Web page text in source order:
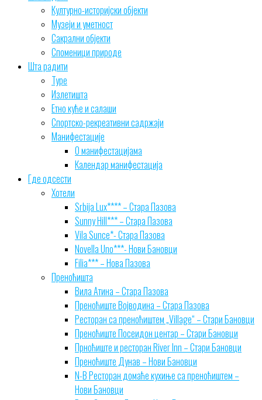
Културно-историјски објекти
Музеји и уметност
Сакрални објекти
Споменици природе
Шта радити
Туре
Излетишта
Етно куће и салаши
Спортско-рекреативни садржаји
Манифестације
О манифестацијама
Календар манифестација
Где одсести
Хотели
Srbija Lux**** – Стара Пазова
Sunny Hill*** – Стара Пазова
Vila Sunce*- Стара Пазова
Novella Uno***- Нови Бановци
Filia*** – Нова Пазова
Преноћишта
Вила Атина – Стара Пазова
Преноћиште Војводина – Стара Пазова
Ресторан са преноћиштем „Village“ – Стари Бановци
Преноћиште Посеидон центар – Стари Бановци
Прноћиште и ресторан River Inn – Стари Бановци
Преноћиште Дунав – Нови Бановци
N-B Ресторан домаће кухиње са преноћиштем –
Нови Бановци